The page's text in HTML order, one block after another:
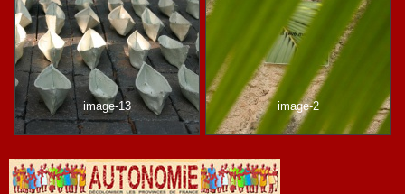
image-13 image-2